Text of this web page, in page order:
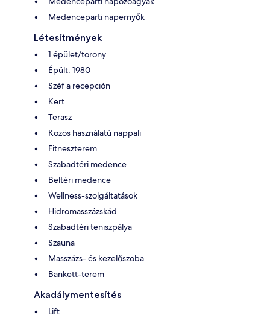
Medenceparti napernyők
Létesítmények
1 épület/torony
Épült: 1980
Széf a recepción
Kert
Terasz
Közös használatú nappali
Fitneszterem
Szabadtéri medence
Beltéri medence
Wellness-szolgáltatások
Hidromasszázskád
Szabadtéri teniszpálya
Szauna
Masszázs- és kezelőszoba
Bankett-terem
Akadálymentesítés
Lift